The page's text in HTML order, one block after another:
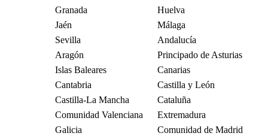
Granada
Huelva
Jaén
Málaga
Sevilla
Andalucía
Aragón
Principado de Asturias
Islas Baleares
Canarias
Cantabria
Castilla y León
Castilla-La Mancha
Cataluña
Comunidad Valenciana
Extremadura
Galicia
Comunidad de Madrid